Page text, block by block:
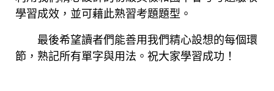
學習成效，並可藉此熟習考題題型。
最後希望讀者們能善用我們精心設想的每個環
節，熟記所有單字與用法。祝大家學習成功！